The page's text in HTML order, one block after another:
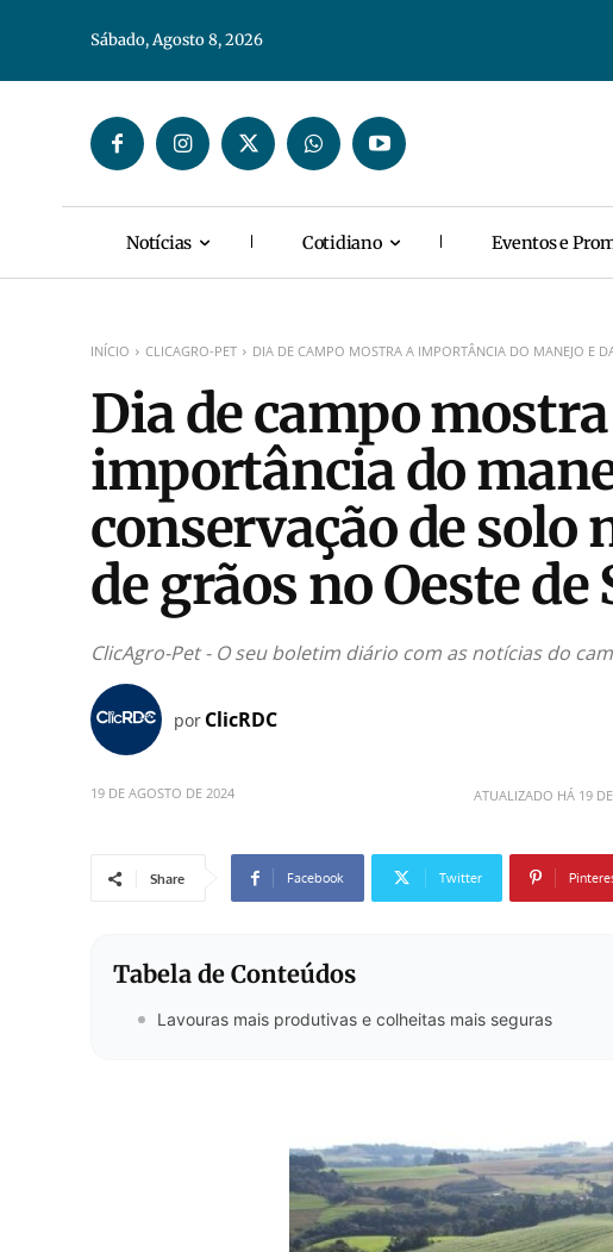
Sábado, Agosto 8, 2026
Notícias Cotidiano Eventos e
INÍCIO CLICAGRO-PET DIA DE CAMPO MOSTRA A IMPORTÂNCIA DO MANEJO E
Dia de campo
importância do
conservação de solo
de grãos no Oeste de
ClicAgro-Pet - O seu boletim diário com as notícias do
por ClicRDC
19 DE AGOSTO DE 2024 ATUALIZADO HÁ 19
Share Facebook Twitter
Tabela de Conteúdos
Lavouras mais produtivas e colheitas mais seguras